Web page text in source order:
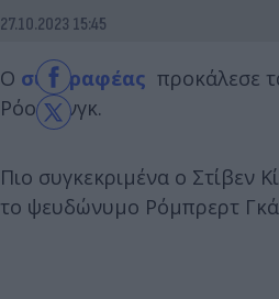
27.10.2023 15:45
Ο συγγραφέας προκάλεσε
Ρόουλινγκ.
Πιο συγκεκριμένα ο Στίβεν
το ψευδώνυμο Ρόμπρερτ